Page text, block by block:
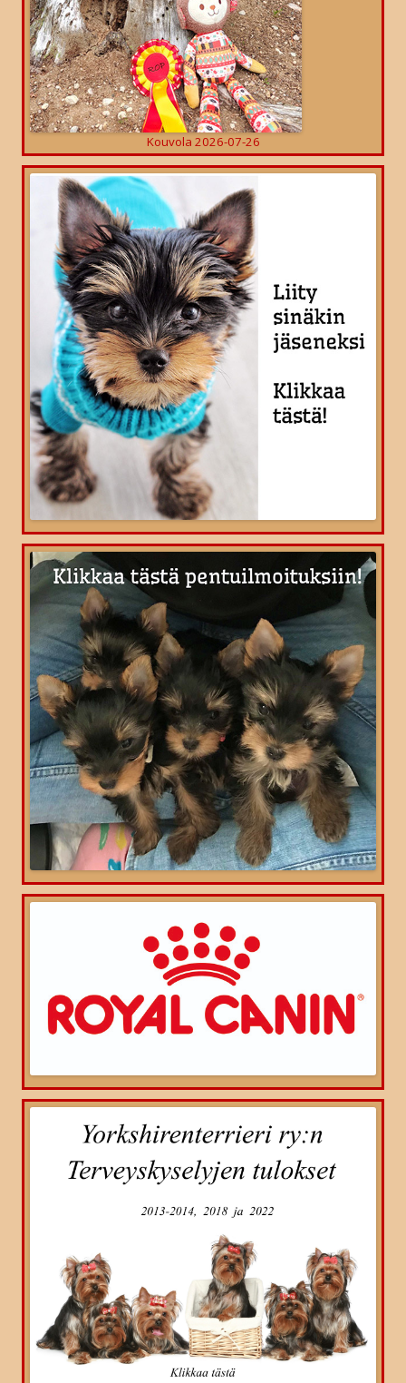
Kouvola 2026-07-26